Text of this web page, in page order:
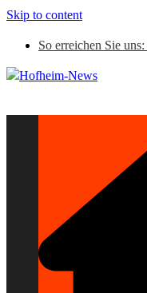
Skip to content
So erreichen Sie